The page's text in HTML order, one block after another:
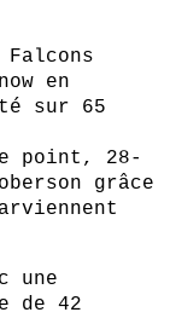
en
sur 65
point, 28-
grâce
une
de 42